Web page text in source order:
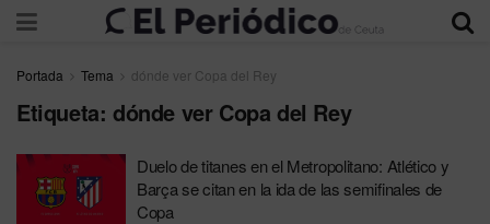
Portada Tema dónde ver Copa del Rey
Etiqueta: dónde ver Copa del Rey
Duelo de titanes en el Metropolitano: Atlético y
Barça se citan en la ida de las semifinales de
Copa